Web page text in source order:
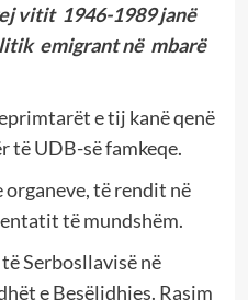
vitit 1946-1989 janë
emigrant në mbarë
e tij kanë qenë
të UDB-së famkeqe.
të rendit në
të mundshëm.
Serbosllavisë në
e Besëlidhjes. Rasim